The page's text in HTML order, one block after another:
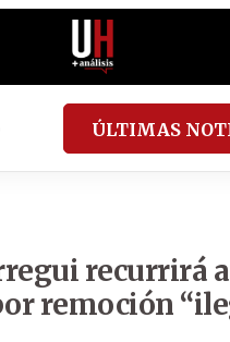
ÚLTIMAS
recurrirá
remoción